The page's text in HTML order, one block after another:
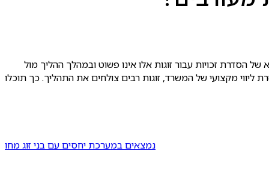
הנושא של הסדרת זכויות עבור זוגות אלו אינו פשוט ובמהלך ההליך מול
מקצועי של המשרד, זוגות רבים צולחים את התהליך. כך תוכלו